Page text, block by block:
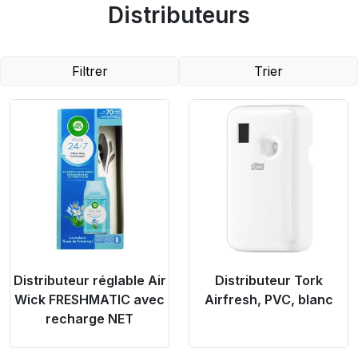
Distributeurs
Filtrer Trier
Product Link
Distributeur réglable Air
Wick FRESHMATIC avec
recharge NET
Product Link
Distributeur Tork
Airfresh, PVC, blanc